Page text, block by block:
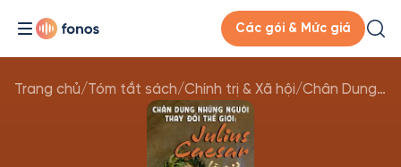
Các gói & Mức giá
Trang chủ/Tóm tắt sách/Chính trị & Xã hội/ Chân Dung Những Người Thay Đổi Thế Giới: Julius Caesar Là Ai?